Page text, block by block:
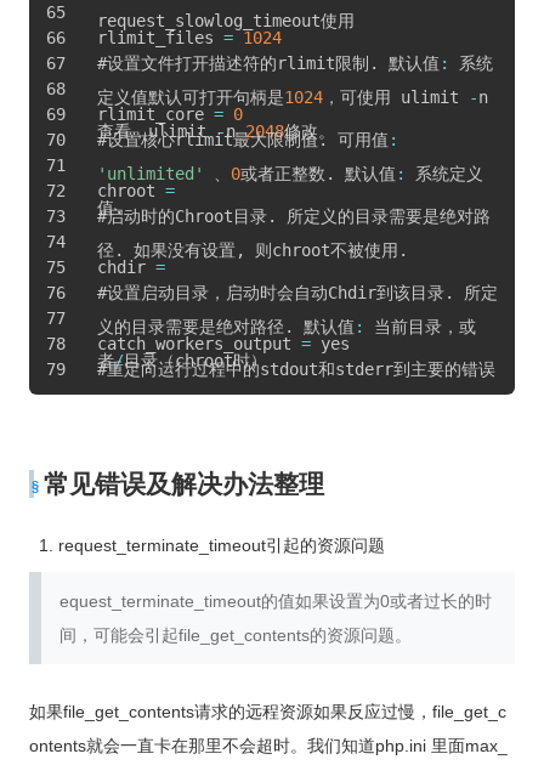
request_slowlog_timeout使用
rlimit_files = 1024
#设置文件打开描述符的rlimit限制 . 默认值 :
系统
定义值默认可打开句柄是1024 ，可使用 ulimit -n
查看，ulimit -n 2048修改。
rlimit_core = 0
#设置核心rlimit最大限制值. 可用值 :
'unlimited'
、 0或者正整数 . 默认值 :
系统定义
值.
chroot =
#启动时的Chroot目录.
所定义的目录需要是绝对路
径. 如果没有设置 , 则chroot不被使用 .
chdir =
#设置启动目录，启动时会自动Chdir到该目录.
所定
义的目录需要是绝对路径. 默认值 :
当前目录，或
者/目录（chroot时）
catch_workers_output = yes
#重定向运行过程中的stdout和stderr到主要的错误
默认值 : 空.
常见错误及解决办法整理
request_terminate_timeout引起的资源问题
equest_terminate_timeout的值如果设置为0或者过长的时
间，可能会引起file_get_contents的资源问题。
如果file_get_contents请求的远程资源如果反应过慢，file_get_c
ontents就会一直卡在那里不会超时。我们知道php.ini 里面max_